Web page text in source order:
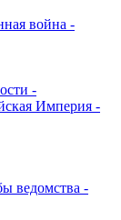
война -
-
Империя -
ведомства -